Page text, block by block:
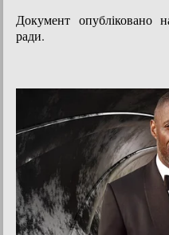
Документ опубліковано
ради.